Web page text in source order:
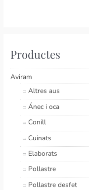
Productes
Aviram
Altres aus
Ánec i oca
Conill
Cuinats
Elaborats
Pollastre
Pollastre desfet